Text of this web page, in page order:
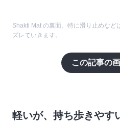
Shakti Mat の裏面。特に滑り止めなど
ズレていきます。
この記事の
軽いが、持ち歩きやす